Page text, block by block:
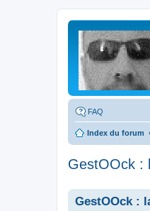
FAQ
Index du forum
GestOOck :
GestOOck :